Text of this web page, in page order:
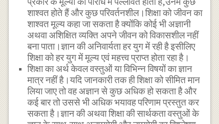
शाश्वत होते हैं और कुछ परिवर्तनशील।शिक्षा को जीवन का
शाश्वत मूल्य कहा जा सकता है क्योंकि कोई भी अज्ञानी
अथवा अशिक्षित व्यक्ति अपने जीवन को विकासशील नहीं
बना पाता।ज्ञान की अनिवार्यता हर युग में रही है इसीलिए
शिक्षा को हर युग में मूल्य एवं महत्त्व प्राप्त होता रहा है।
शिक्षा का अर्थ केवल वस्तुओं या विभिन्न विषयों का ज्ञान
मात्र नहीं है।यदि जानकारी तक ही शिक्षा को सीमित मान
लिया जाए तो वह अज्ञान से कुछ अधिक हो सकता है और
कई बार तो उससे भी अधिक भयावह परिणाम प्रस्तुत कर
सकता है।ज्ञान की अथवा शिक्षा की सार्थकता वस्तुओं के